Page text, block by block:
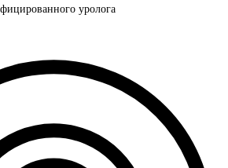
уролога